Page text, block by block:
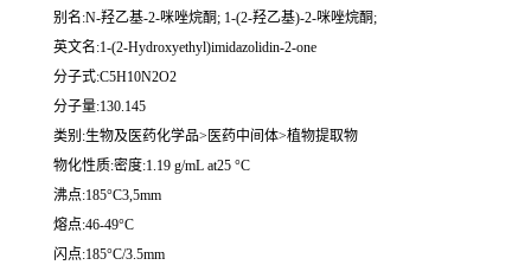
别名:N-羟乙基-2-咪唑烷酮; 1-(2-羟乙基)-2-咪唑烷酮;
英文名:1-(2-Hydroxyethyl)imidazolidin-2-one
分子式:C5H10N2O2
分子量:130.145
类别:生物及医药化学品>医药中间体>植物提取物
物化性质:密度:1.19 g/mL at25 °C
沸点:185°C3,5mm
熔点:46-49°C
闪点:185°C/3.5mm